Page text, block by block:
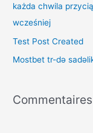
e
r
:
każda chwila
wcześniej
Test Post Created
Mostbet tr-də